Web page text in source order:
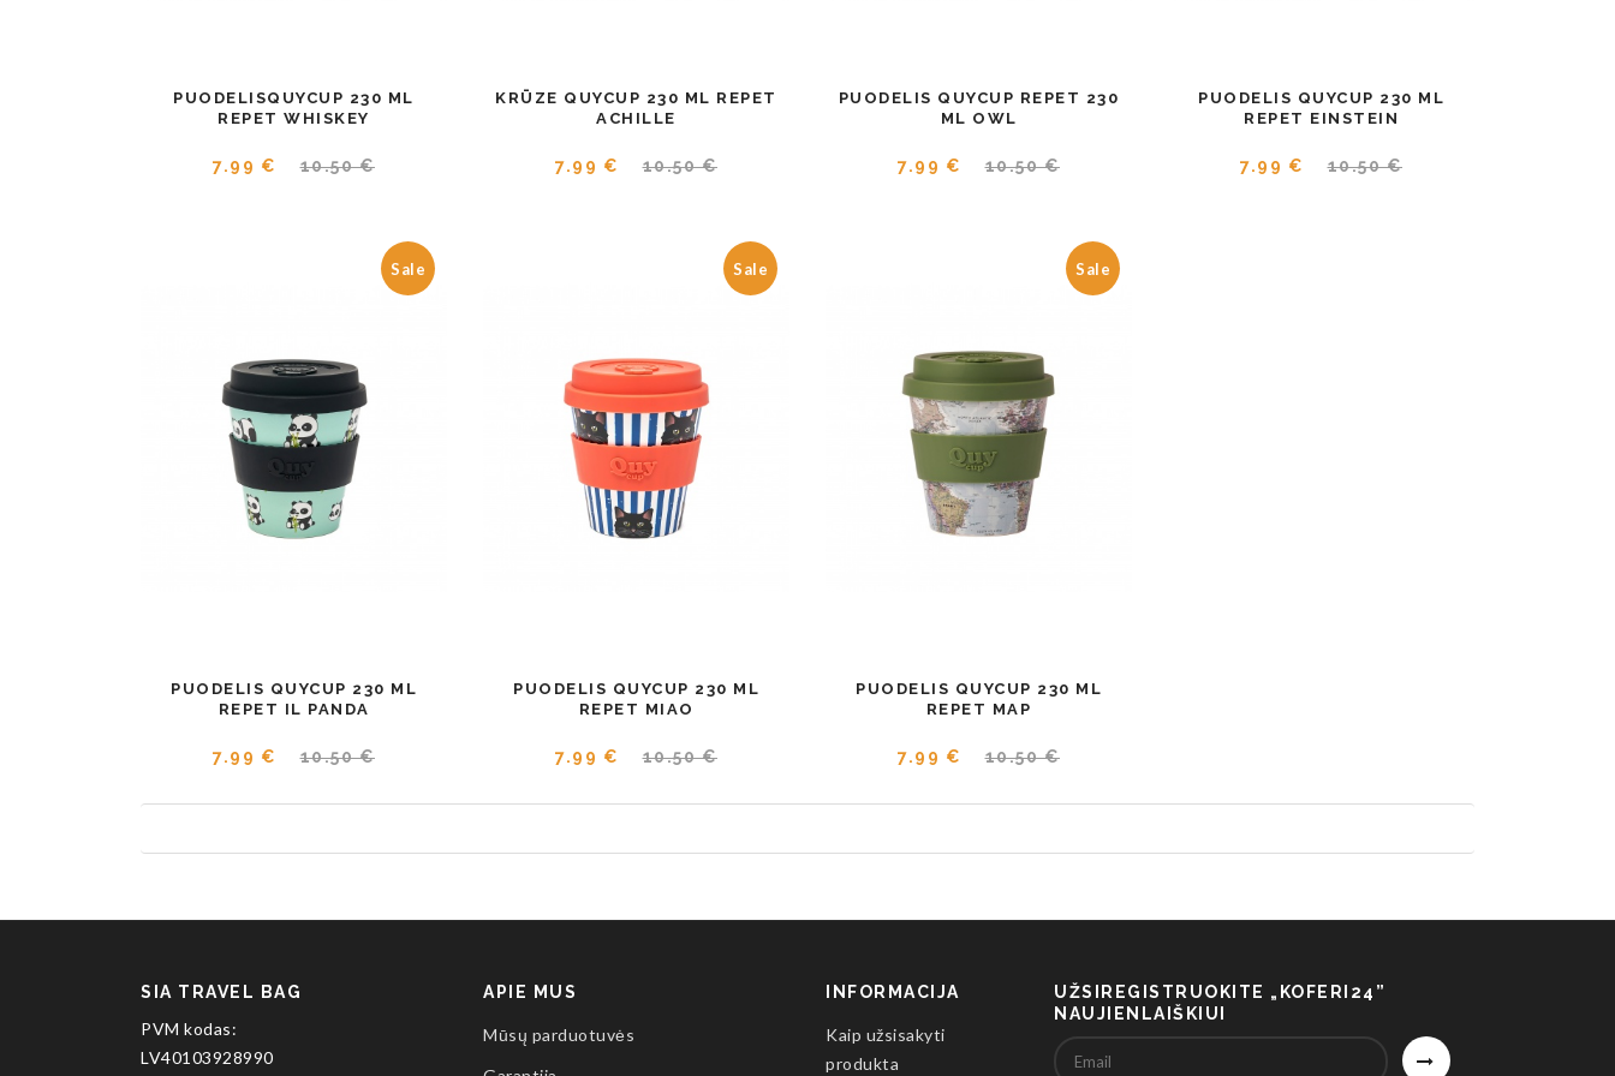
PUODELISQUYCUP 230 ML
REPET WHISKEY
7.99 € 10.50 €
KRŪZE QUYCUP 230 ML REPET
ACHILLE
7.99 € 10.50 €
PUODELIS QUYCUP REPET 230
ML OWL
7.99 € 10.50 €
PUODELIS QUYCUP 230 ML
REPET EINSTEIN
7.99 € 10.50 €
Sale
PUODELIS QUYCUP 230 ML
REPET IL PANDA
7.99 € 10.50 €
Sale
PUODELIS QUYCUP 230 ML
REPET MIAO
7.99 € 10.50 €
Sale
PUODELIS QUYCUP 230 ML
REPET MAP
7.99 € 10.50 €
SIA TRAVEL BAG
PVM kodas:
LV40103928990
APIE MUS
Mūsų parduotuvės
INFORMACIJA
Kaip užsisakyti
produkta
UŽSIREGISTRUOKITE „KOFERI24”
NAUJIENLAIŠKIUI